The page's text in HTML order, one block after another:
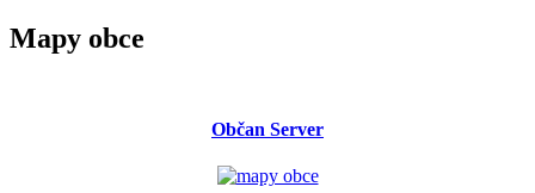
Mapy obce
Občan Server